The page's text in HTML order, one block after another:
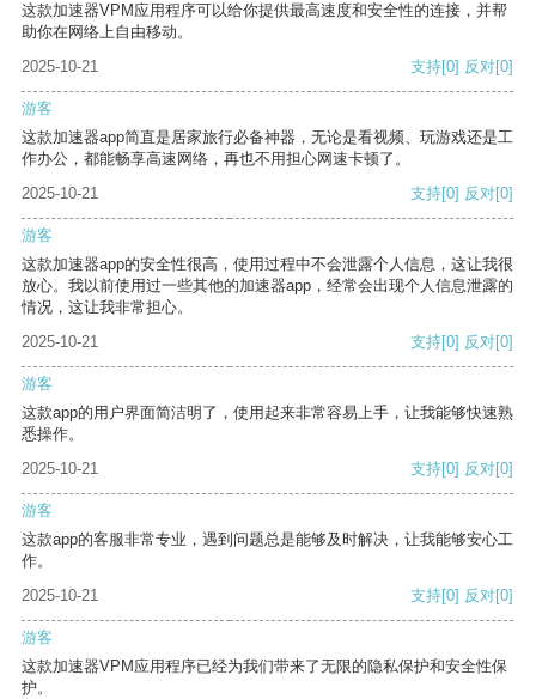
这款加速器VPM应用程序可以给你提供最高速度和安全性的连接，并帮
助你在网络上自由移动。
2025-10-21
支持[0] 反对[0]
游客
这款加速器app简直是居家旅行必备神器，无论是看视频、玩游戏还是工
作办公，都能畅享高速网络，再也不用担心网速卡顿了。
2025-10-21
支持[0] 反对[0]
游客
这款加速器app的安全性很高，使用过程中不会泄露个人信息，这让我很
放心。我以前使用过一些其他的加速器app，经常会出现个人信息泄露的
情况，这让我非常担心。
2025-10-21
支持[0] 反对[0]
游客
这款app的用户界面简洁明了，使用起来非常容易上手，让我能够快速熟
悉操作。
2025-10-21
支持[0] 反对[0]
游客
这款app的客服非常专业，遇到问题总是能够及时解决，让我能够安心工
作。
2025-10-21
支持[0] 反对[0]
游客
这款加速器VPM应用程序已经为我们带来了无限的隐私保护和安全性保
护。